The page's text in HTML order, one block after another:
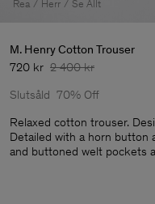
Rea Herr Se Allt
M. Henry Cotton Trouser
720 kr 2 400 kr
Slutsåld 70% Off
Relaxed cotton trouser.
Detailed with a horn button
and buttoned welt pockets